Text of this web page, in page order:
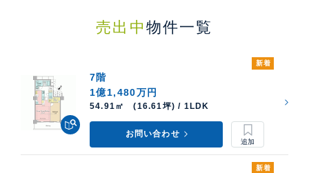
売出中 物件一覧
新着
7階
1億1,480万円
54.91㎡ (16.61坪) / 1LDK
お問い合わせ
新着